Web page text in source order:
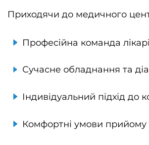
Приходячи до медичного
Професійна команда
Сучасне обладнання та
Індивідуальний підхід до
Комфортні умови прийому